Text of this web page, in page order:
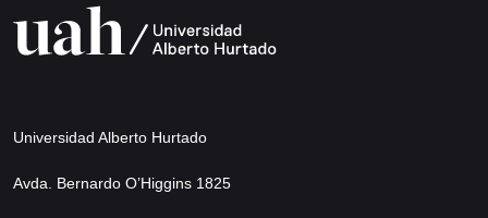
Universidad Alberto Hurtado
Avda. Bernardo O’Higgins 1825